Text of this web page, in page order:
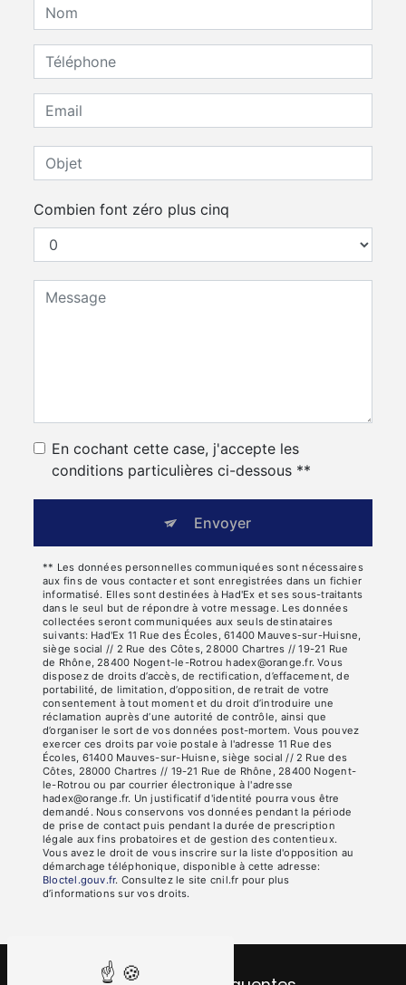
Combien font zéro plus cinq
En cochant cette case, j'accepte les
conditions particulières ci-dessous **
Envoyer
** Les données personnelles communiquées sont nécessaires
aux fins de vous contacter et sont enregistrées dans un fichier
informatisé. Elles sont destinées à Had'Ex et ses sous-traitants
dans le seul but de répondre à votre message. Les données
collectées seront communiquées aux seuls destinataires
suivants: Had'Ex 11 Rue des Écoles, 61400 Mauves-sur-Huisne,
siège social // 2 Rue des Côtes, 28000 Chartres // 19-21 Rue
de Rhône, 28400 Nogent-le-Rotrou hadex@orange.fr. Vous
disposez de droits d’accès, de rectification, d’effacement, de
portabilité, de limitation, d’opposition, de retrait de votre
consentement à tout moment et du droit d’introduire une
réclamation auprès d’une autorité de contrôle, ainsi que
d’organiser le sort de vos données post-mortem. Vous pouvez
exercer ces droits par voie postale à l'adresse 11 Rue des
Écoles, 61400 Mauves-sur-Huisne, siège social // 2 Rue des
Côtes, 28000 Chartres // 19-21 Rue de Rhône, 28400 Nogent-
le-Rotrou ou par courrier électronique à l'adresse
hadex@orange.fr. Un justificatif d'identité pourra vous être
demandé. Nous conservons vos données pendant la période
de prise de contact puis pendant la durée de prescription
légale aux fins probatoires et de gestion des contentieux.
Vous avez le droit de vous inscrire sur la liste d'opposition au
démarchage téléphonique, disponible à cette adresse:
Bloctel.gouv.fr. Consultez le site cnil.fr pour plus
d’informations sur vos droits.